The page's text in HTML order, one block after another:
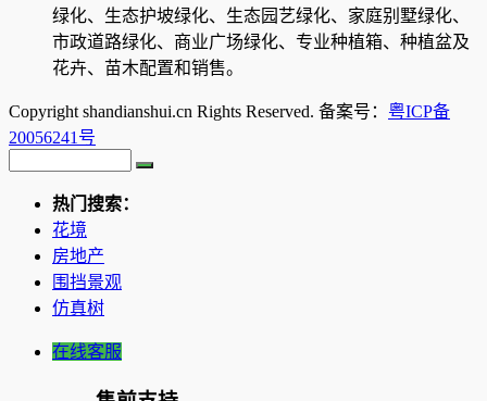
绿化、生态护坡绿化、生态园艺绿化、家庭别墅绿化、
市政道路绿化、商业广场绿化、专业种植箱、种植盆及
花卉、苗木配置和销售。
Copyright shandianshui.cn Rights Reserved. 备案号： 粤ICP备
20056241号
热门搜索：
花境
房地产
围挡景观
仿真树
在线客服